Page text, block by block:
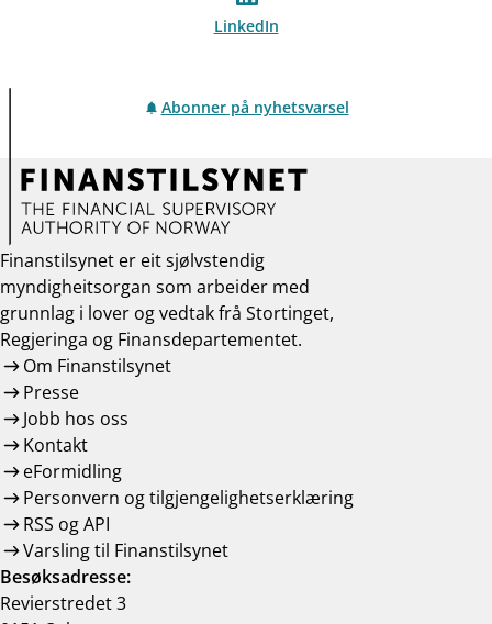
LinkedIn
Abonner på nyhetsvarsel
Finanstilsynet er eit sjølvstendig
myndigheitsorgan som arbeider med
grunnlag i lover og vedtak frå Stortinget,
Regjeringa og Finansdepartementet.
Om Finanstilsynet
Presse
Jobb hos oss
Kontakt
eFormidling
Personvern og tilgjengelighetserklæring
RSS og API
Varsling til Finanstilsynet
Besøksadresse:
Revierstredet 3